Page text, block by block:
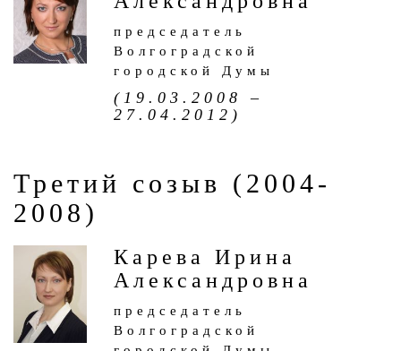
председатель
Волгоградской
городской Думы
(19.03.2008 –
27.04.2012)
Третий созыв (2004-
2008)
Карева Ирина
Александровна
председатель
Волгоградской